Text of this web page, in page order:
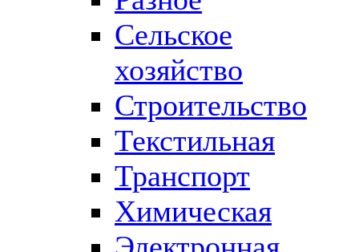
Сельское
хозяйство
Строительство
Текстильная
Транспорт
Химическая